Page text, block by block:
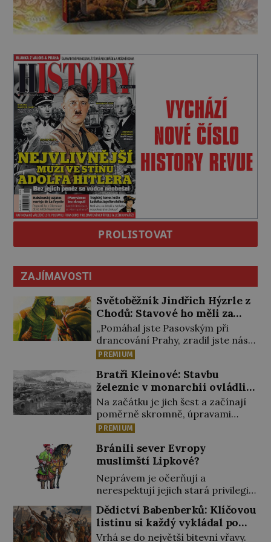
PROLISTOVAT
ZAJÍMAVOSTI
Světoběžník Jindřich Hýzrle z
Chodů: Stavové ho měli za
zrádce
„Pomáhal jste Pasovským při
drancování Prahy, zradil jste nás!“
nařknou čeští stavové hlavního
Jindřich se však zastrašit nenechá.
Zachová chladnou hlavu a trestu
unikne. Nicméně cejchu zrádce se
už nezbaví… Tři roky stačily! Škola
pro něj není. Jindřich Michal
Hýzrle z Chodů (1575–1665) se v ní
nudí. 10letý chlapec chce
procestovat […]
PREMIUM
Bratři Kleinové: Stavbu
železnic v monarchii ovládli
samouci
Na začátku je jich šest a začínají
poměrně skromně, úpravami
zahrad, rybníků a parků. Postupně
Během 40 let vybudují na území
monarchie třetinu všech tratí,
tedy asi 3500 kilometrů! Ohromně
na tom zbohatnou… Podnikavého
ducha zdědí bratři Kleinové po
otci Johannovi (1756–1835), který
má malý statek na Jesenicku […]
PREMIUM
Bránili sever Evropy
muslimští Lipkové?
Neprávem je očerňují a
nerespektují jejich stará privilegia.
dohodnutý žold! Lipkové proti
těmto „podrazům“ hlasitě
protestují, jenže spravedlnosti
Dědictví Babenberků: Klíčovou
listinu si každý vykládal po
svém
Vrhá se do největší bitevní vřavy.